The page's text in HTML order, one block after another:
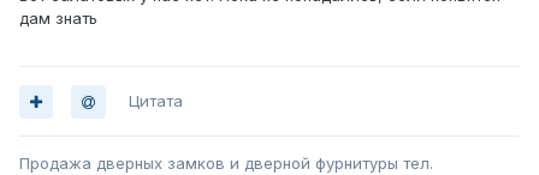
дам знать
Цитата
Продажа дверных замков и дверной фурнитуры тел.